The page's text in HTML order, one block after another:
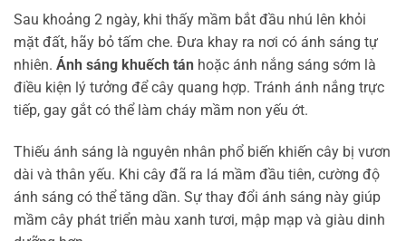
Sau khoảng 2 ngày, khi thấy mầm bắt đầu nhú lên khỏi
mặt đất, hãy bỏ tấm che. Đưa khay ra nơi có ánh sáng tự
nhiên. Ánh sáng khuếch tán hoặc ánh nắng sáng sớm là
điều kiện lý tưởng để cây quang hợp. Tránh ánh nắng trực
tiếp, gay gắt có thể làm cháy mầm non yếu ớt.
Thiếu ánh sáng là nguyên nhân phổ biến khiến cây bị vươn
dài và thân yếu. Khi cây đã ra lá mầm đầu tiên, cường độ
ánh sáng có thể tăng dần. Sự thay đổi ánh sáng này giúp
mầm cây phát triển màu xanh tươi, mập mạp và giàu dinh